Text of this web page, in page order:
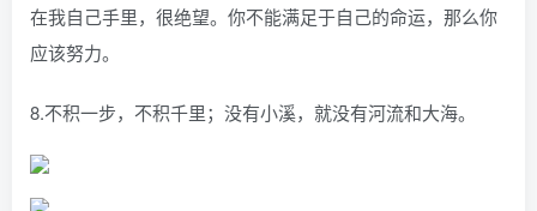
在我自己手里，很绝望。你不能满足于自己的命运，那么你
应该努力。
8.不积一步，不积千里；没有小溪，就没有河流和大海。